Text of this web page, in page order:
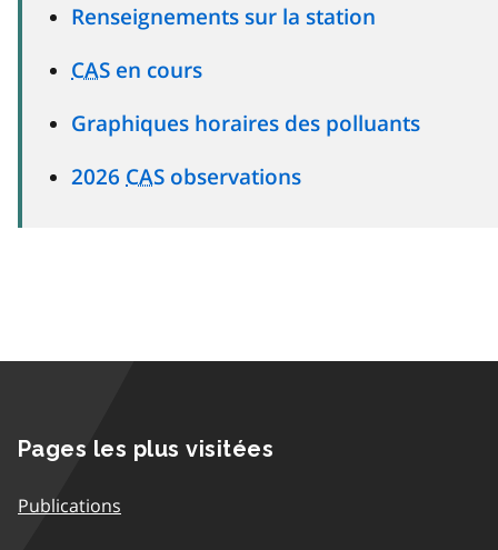
Renseignements sur la station
CAS en cours
Graphiques horaires des polluants
2026 CAS observations
Pages les plus visitées
Publications